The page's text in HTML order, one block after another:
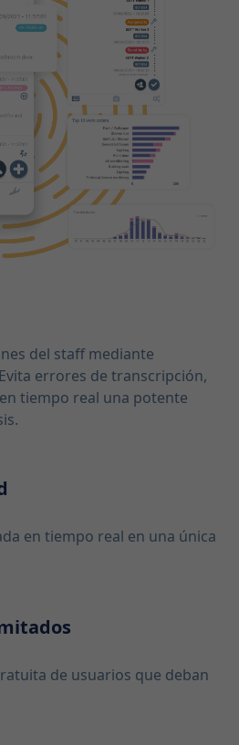
del staff mediante
errores de transcripción,
tiempo real una potente
en tiempo real en una única
de usuarios que deban